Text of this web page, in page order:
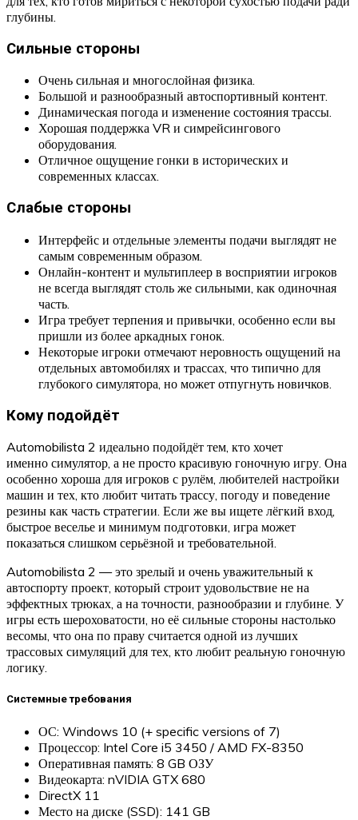
глубины.
Сильные стороны
Очень сильная и многослойная физика.
Большой и разнообразный автоспортивный контент.
Динамическая погода и изменение состояния трассы.
Хорошая поддержка VR и симрейсингового
оборудования.
Отличное ощущение гонки в исторических и
современных классах.
Слабые стороны
Интерфейс и отдельные элементы подачи выглядят не
самым современным образом.
Онлайн-контент и мультиплеер в восприятии игроков
не всегда выглядят столь же сильными, как одиночная
часть.
Игра требует терпения и привычки, особенно если вы
пришли из более аркадных гонок.
Некоторые игроки отмечают неровность ощущений на
отдельных автомобилях и трассах, что типично для
глубокого симулятора, но может отпугнуть новичков.
Кому подойдёт
Automobilista 2 идеально подойдёт тем, кто хочет
именно симулятор, а не просто красивую гоночную игру. Она
особенно хороша для игроков с рулём, любителей настройки
машин и тех, кто любит читать трассу, погоду и поведение
резины как часть стратегии. Если же вы ищете лёгкий вход,
быстрое веселье и минимум подготовки, игра может
показаться слишком серьёзной и требовательной.
Automobilista 2 — это зрелый и очень уважительный к
автоспорту проект, который строит удовольствие не на
эффектных трюках, а на точности, разнообразии и глубине. У
игры есть шероховатости, но её сильные стороны настолько
весомы, что она по праву считается одной из лучших
трассовых симуляций для тех, кто любит реальную гоночную
логику.
Системные требования
ОС: Windows 10 (+ specific versions of 7)
Процессор: Intel Core i5 3450 / AMD FX-8350
Оперативная память: 8 GB ОЗУ
Видеокарта: nVIDIA GTX 680
DirectX 11
Место на диске (SSD): 141 GB